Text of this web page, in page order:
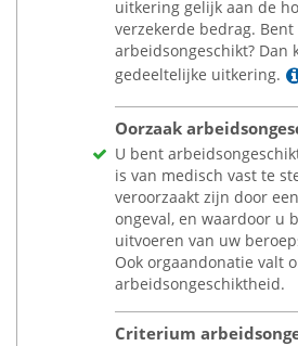
uitkering gelijk aan de
verzekerde bedrag.
arbeidsongeschikt? Dan
gedeeltelijke uitkering.
Oorzaak
U bent
is van medisch vast te
veroorzaakt zijn door
ongeval, en waardoor u
uitvoeren van uw
Ook orgaandonatie valt
arbeidsongeschiktheid.
Criterium